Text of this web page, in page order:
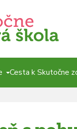
Cesta k Skutočne